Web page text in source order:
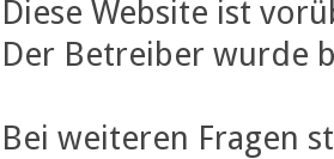
Diese Website ist
Der Betreiber wurde
Bei weiteren Fragen